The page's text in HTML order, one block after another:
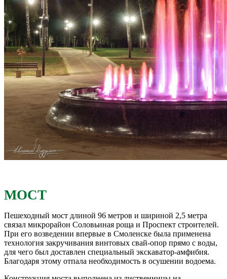
МОСТ
Пешеходный мост длиной 96 метров и шириной 2,5 метра
связал микрорайон Соловьиная роща и Проспект строителей.
При его возведении впервые в Смоленске была применена
технология закручивания винтовых свай-опор прямо с воды,
для чего был доставлен специальный экскаватор-амфибия.
Благодаря этому отпала необходимость в осушении водоема.